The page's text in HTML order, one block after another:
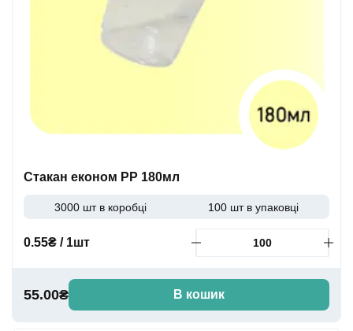
Стакан економ PP 180мл
3000 шт в коробці 100 шт в упаковці
0.55₴ / 1шт
55.00₴ В кошик